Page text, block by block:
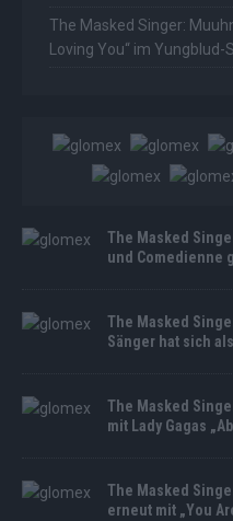
The Masked Singer:
Loving You“ im Yungblud-
The Masked
und Comedienne
The Masked
Sänger hat sich
The Masked
mit Lady Gagas
The Masked
erneut mit „You